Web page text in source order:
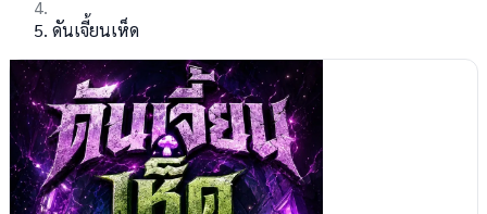
ดันเจี้ยนเห็ด